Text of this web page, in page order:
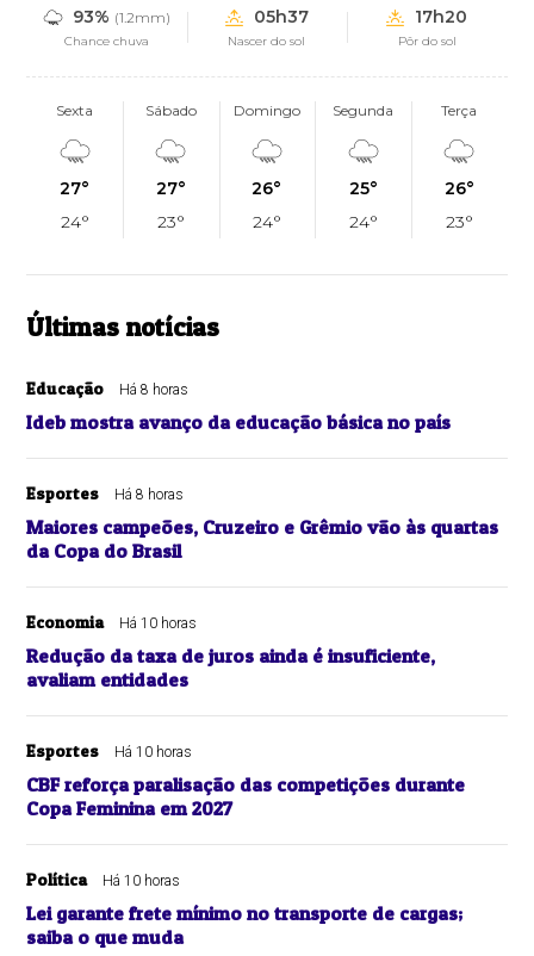
93% (1.2mm)
Chance chuva
05h37
Nascer do sol
17h20
Pôr do sol
Sexta
27°
24°
Sábado
27°
23°
Domingo
26°
24°
Segunda
25°
24°
Terça
26°
23°
Últimas notícias
Educação Há 8 horas
Ideb mostra avanço da educação básica no país
Esportes Há 8 horas
Maiores campeões, Cruzeiro e Grêmio vão às quartas
da Copa do Brasil
Economia Há 10 horas
Redução da taxa de juros ainda é insuficiente,
avaliam entidades
Esportes Há 10 horas
CBF reforça paralisação das competições durante
Copa Feminina em 2027
Política Há 10 horas
Lei garante frete mínimo no transporte de cargas;
saiba o que muda